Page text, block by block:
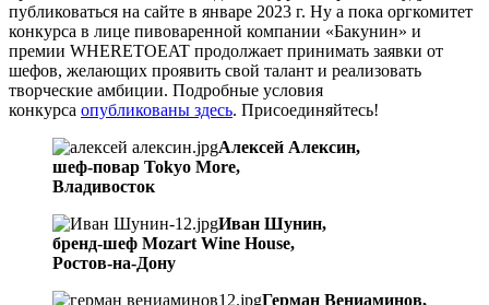
публиковаться на сайте в январе 2023 г. Ну а пока оргкомитет
конкурса в лице пивоваренной компании «Бакунин» и
премии WHERETOEAT продолжает принимать заявки от
шефов, желающих проявить свой талант и реализовать
творческие амбиции. Подробные условия
конкурса опубликованы здесь. Присоединяйтесь!
Алексей Алексин,
шеф-повар Tokyo More,
Владивосток
Иван Шунин,
бренд-шеф Mozart Wine House,
Ростов-на-Дону
Герман Вениаминов,